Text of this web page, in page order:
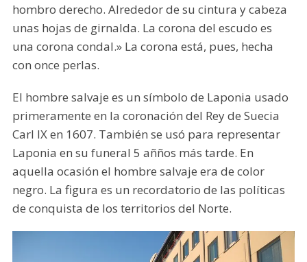
hombro derecho. Alrededor de su cintura y cabeza
unas hojas de girnalda. La corona del escudo es
una corona condal.» La corona está, pues, hecha
con once perlas.
El hombre salvaje es un símbolo de Laponia usado
primeramente en la coronación del Rey de Suecia
Carl IX en 1607. También se usó para representar
Laponia en su funeral 5 añños más tarde. En
aquella ocasión el hombre salvaje era de color
negro. La figura es un recordatorio de las políticas
de conquista de los territorios del Norte.